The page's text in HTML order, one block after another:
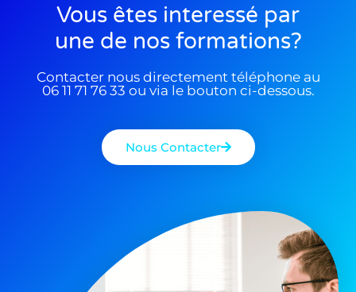
Vous êtes interessé par
une de nos formations?
Contacter nous directement téléphone au
06 11 71 76 33 ou via le bouton ci-dessous.
Nous Contacter